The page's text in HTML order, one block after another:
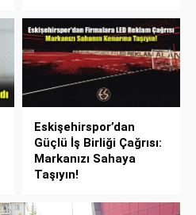
Eskişehirspor’dan
Güçlü İş Birliği Çağrısı:
Markanızı Sahaya
Taşıyın!